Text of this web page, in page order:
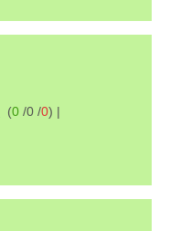
(0 /0 /0) |